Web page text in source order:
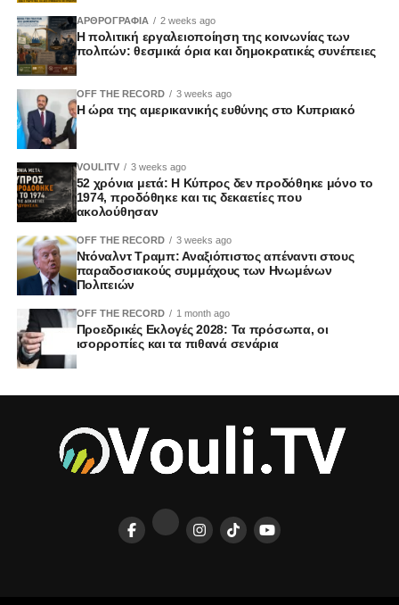
ΑΡΘΡΟΓΡΑΦΙΑ 2 weeks ago
Η πολιτική εργαλειοποίηση της κοινωνίας των
πολιτών: θεσμικά όρια και δημοκρατικές συνέπειες
OFF THE RECORD 3 weeks ago
Η ώρα της αμερικανικής ευθύνης στο Κυπριακό
VOULITV 3 weeks ago
52 χρόνια μετά: Η Κύπρος δεν προδόθηκε μόνο το
1974, προδόθηκε και τις δεκαετίες που
ακολούθησαν
OFF THE RECORD 3 weeks ago
Ντόναλντ Τραμπ: Αναξιόπιστος απέναντι στους
παραδοσιακούς συμμάχους των Ηνωμένων
Πολιτειών
OFF THE RECORD 1 month ago
Προεδρικές Εκλογές 2028: Τα πρόσωπα, οι
ισορροπίες και τα πιθανά σενάρια